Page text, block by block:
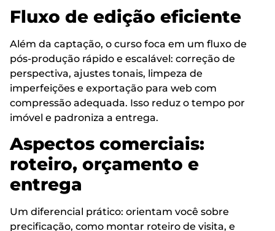
Fluxo de edição eficiente
Além da captação, o curso foca em um fluxo de
pós-produção rápido e escalável: correção de
perspectiva, ajustes tonais, limpeza de
imperfeições e exportação para web com
compressão adequada. Isso reduz o tempo por
imóvel e padroniza a entrega.
Aspectos comerciais:
roteiro, orçamento e
entrega
Um diferencial prático: orientam você sobre
precificação, como montar roteiro de visita, e